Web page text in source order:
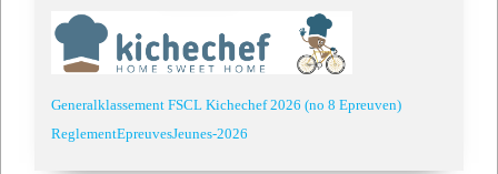
Generalklassement FSCL Kichechef 2026 (no 8 Epreuven)
ReglementEpreuvesJeunes-2026